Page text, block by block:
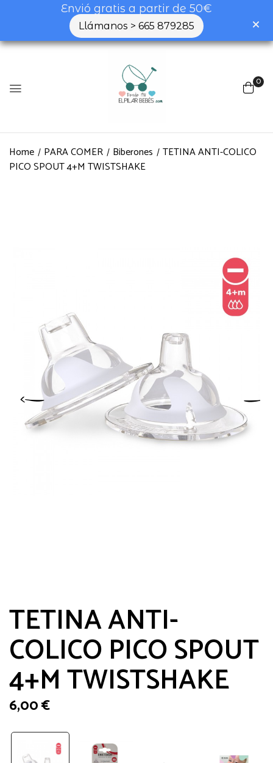
Envió gratis a partir de 50€
Llámanos > 665 879285
0
Home PARA COMER Biberones
TETINA ANTI-COLICO
PICO SPOUT 4+M TWISTSHAKE
TETINA ANTI-
COLICO PICO SPOUT
4+M TWISTSHAKE
6,00€